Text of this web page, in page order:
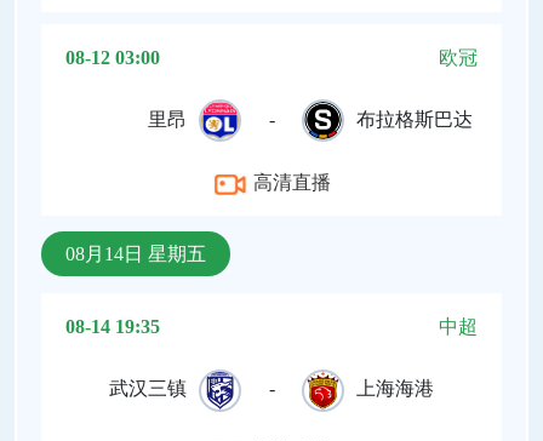
08-12 03:00 欧冠
里昂 - 布拉格斯巴达
高清直播
08月14日 星期五
08-14 19:35 中超
武汉三镇 - 上海海港